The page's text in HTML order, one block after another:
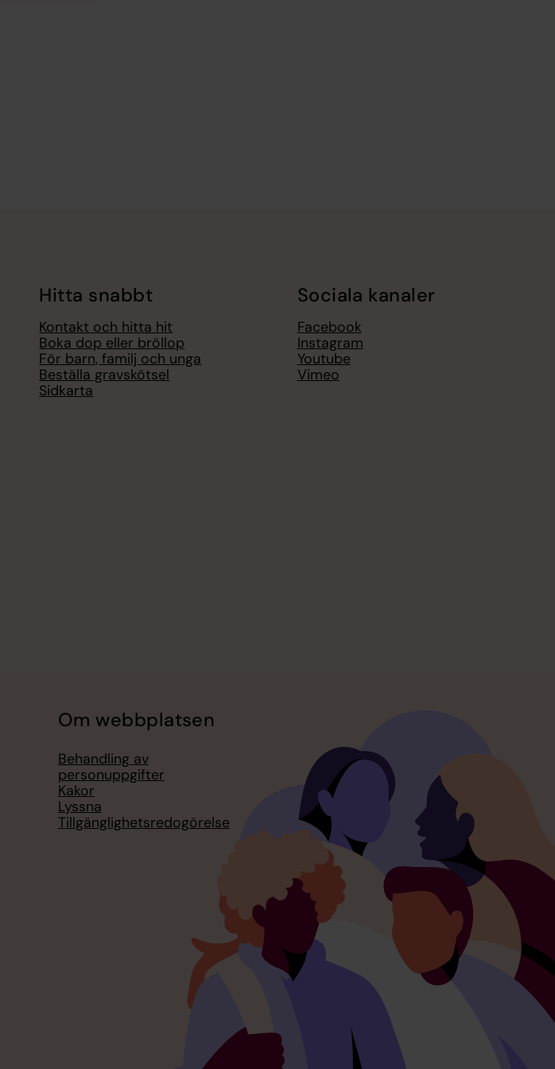
Hitta snabbt
Kontakt och hitta hit
Boka dop eller bröllop
För barn, familj och unga
Beställa gravskötsel
Sidkarta
Sociala kanaler
Facebook
Instagram
Youtube
Vimeo
Om webbplatsen
Behandling av
personuppgifter
Kakor
Lyssna
Tillgänglighetsredogörelse